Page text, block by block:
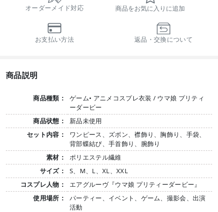
オーダーメイド対応 商品をお気に入りに追加
お支払い方法 返品・交換について
商品説明
商品種類：
ゲーム• アニメコスプレ衣装 / ウマ娘 プリティ
ーダービー
商品状態：
新品未使用
セット内容：
ワンピース、ズボン、襟飾り、胸飾り、手袋、
背部蝶結び、手首飾り、腕飾り
素材：
ポリエステル繊維
サイズ：
S、M、L、XL、XXL
コスプレ人物：
エアグルーヴ『ウマ娘 プリティーダービー』
使用場所：
パーティー、イベント、ゲーム、撮影会、出演
活動